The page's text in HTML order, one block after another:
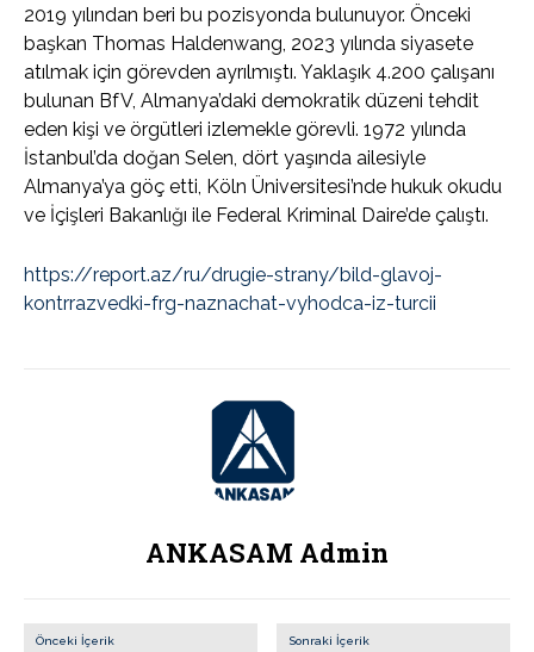
2019 yılından beri bu pozisyonda bulunuyor. Önceki
başkan Thomas Haldenwang, 2023 yılında siyasete
atılmak için görevden ayrılmıştı. Yaklaşık 4.200 çalışanı
bulunan BfV, Almanya’daki demokratik düzeni tehdit
eden kişi ve örgütleri izlemekle görevli. 1972 yılında
İstanbul’da doğan Selen, dört yaşında ailesiyle
Almanya’ya göç etti, Köln Üniversitesi’nde hukuk okudu
ve İçişleri Bakanlığı ile Federal Kriminal Daire’de çalıştı.
https://report.az/ru/drugie-strany/bild-glavoj-
kontrrazvedki-frg-naznachat-vyhodca-iz-turcii
ANKASAM Admin
Önceki İçerik Sonraki İçerik